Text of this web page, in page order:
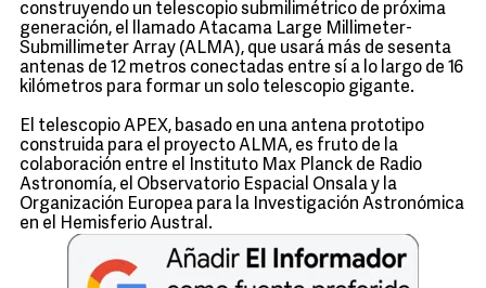
construyendo un telescopio submilimétrico de próxima
generación, el llamado Atacama Large Millimeter-
Submillimeter Array (ALMA), que usará más de sesenta
antenas de 12 metros conectadas entre sí a lo largo de 16
kilómetros para formar un solo telescopio gigante.
El telescopio APEX, basado en una antena prototipo
construida para el proyecto ALMA, es fruto de la
colaboración entre el Instituto Max Planck de Radio
Astronomía, el Observatorio Espacial Onsala y la
Organización Europea para la Investigación Astronómica
en el Hemisferio Austral.